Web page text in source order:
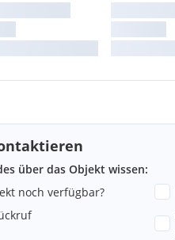
über das Objekt wissen:
noch verfügbar?